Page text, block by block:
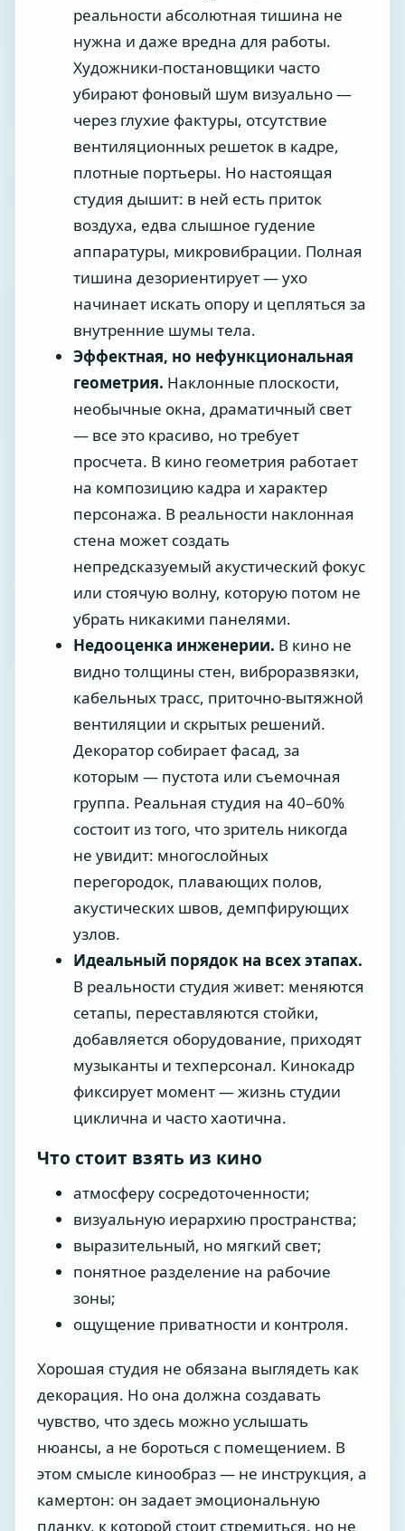
реальности абсолютная тишина не
нужна и даже вредна для работы.
Художники-постановщики часто
убирают фоновый шум визуально —
через глухие фактуры, отсутствие
вентиляционных решеток в кадре,
плотные портьеры. Но настоящая
студия дышит: в ней есть приток
воздуха, едва слышное гудение
аппаратуры, микровибрации. Полная
тишина дезориентирует — ухо
начинает искать опору и цепляться за
внутренние шумы тела.
Эффектная, но нефункциональная
геометрия. Наклонные плоскости,
необычные окна, драматичный свет
— все это красиво, но требует
просчета. В кино геометрия работает
на композицию кадра и характер
персонажа. В реальности наклонная
стена может создать
непредсказуемый акустический фокус
или стоячую волну, которую потом не
убрать никакими панелями.
Недооценка инженерии. В кино не
видно толщины стен, виброразвязки,
кабельных трасс, приточно-вытяжной
вентиляции и скрытых решений.
Декоратор собирает фасад, за
которым — пустота или съемочная
группа. Реальная студия на 40–60%
состоит из того, что зритель никогда
не увидит: многослойных
перегородок, плавающих полов,
акустических швов, демпфирующих
узлов.
Идеальный порядок на всех этапах.
В реальности студия живет: меняются
сетапы, переставляются стойки,
добавляется оборудование, приходят
музыканты и техперсонал. Кинокадр
фиксирует момент — жизнь студии
циклична и часто хаотична.
Что стоит взять из кино
атмосферу сосредоточенности;
визуальную иерархию пространства;
выразительный, но мягкий свет;
понятное разделение на рабочие
зоны;
ощущение приватности и контроля.
Хорошая студия не обязана выглядеть как
декорация. Но она должна создавать
чувство, что здесь можно услышать
нюансы, а не бороться с помещением. В
этом смысле кинообраз — не инструкция, а
камертон: он задает эмоциональную
планку, к которой стоит стремиться, но не